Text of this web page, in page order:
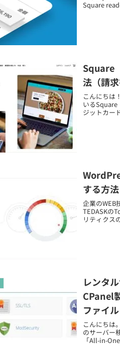
Square
Square
法（請
こんにちは
いるSquare
する方法
企業のWEB
TEDASKの
リティクス
レンタ
CPanel
ファイ
こんにちは
のサーバー
「All-in-